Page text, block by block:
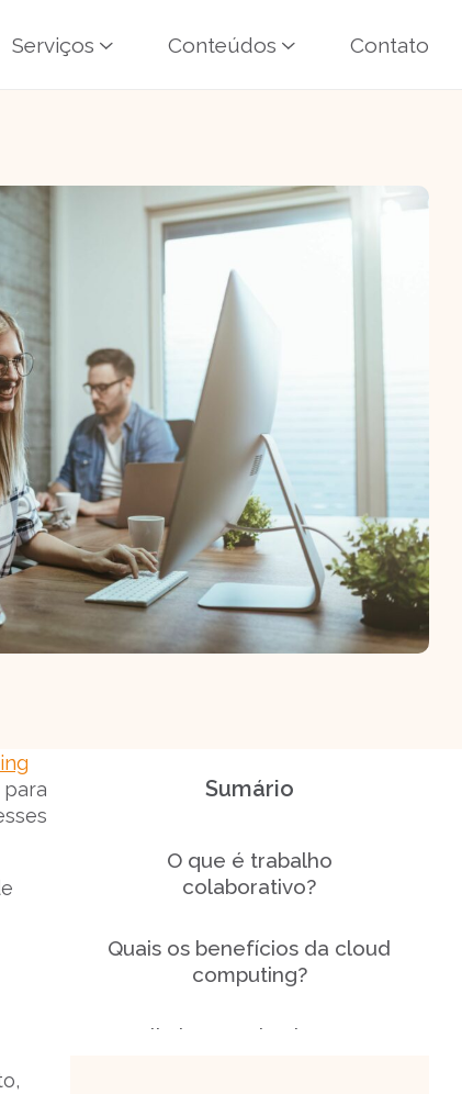
Serviços Conteúdos Contato
Sumário
O que é trabalho
colaborativo?
Quais os benefícios da cloud
computing?
Avalie bem ao implementar